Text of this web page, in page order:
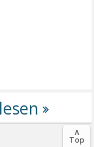
∧
Top